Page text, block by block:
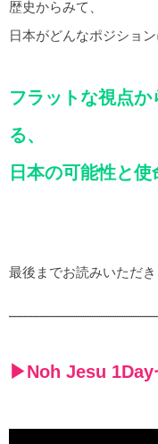
歴史からみて、
日本がどんなポジション
フラットな視点か
る、
日本の可能性と使
最後までお読みいただ
▶︎Noh Jesu 1Day